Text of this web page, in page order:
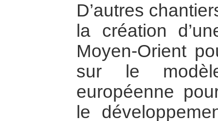
D’autres
la création
Moyen-Orient
sur le
européenne
le